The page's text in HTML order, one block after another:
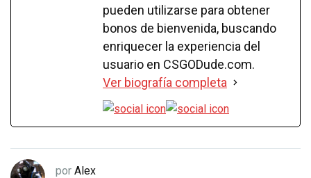
pueden utilizarse para obtener
bonos de bienvenida, buscando
enriquecer la experiencia del
usuario en CSGODude.com.
Ver biografía completa
por Alex